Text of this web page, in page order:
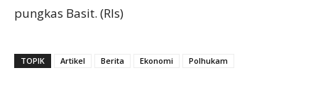
pungkas Basit. (Rls)
TOPIK Artikel Berita Ekonomi Polhukam